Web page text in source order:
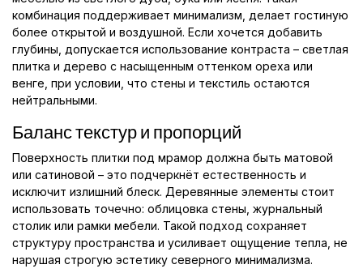
комбинация поддерживает минимализм, делает гостиную
более открытой и воздушной. Если хочется добавить
глубины, допускается использование контраста – светлая
плитка и дерево с насыщенным оттенком ореха или
венге, при условии, что стены и текстиль остаются
нейтральными.
Баланс текстур и пропорций
Поверхность плитки под мрамор должна быть матовой
или сатиновой – это подчеркнёт естественность и
исключит излишний блеск. Деревянные элементы стоит
использовать точечно: облицовка стены, журнальный
столик или рамки мебели. Такой подход сохраняет
структуру пространства и усиливает ощущение тепла, не
нарушая строгую эстетику северного минимализма.